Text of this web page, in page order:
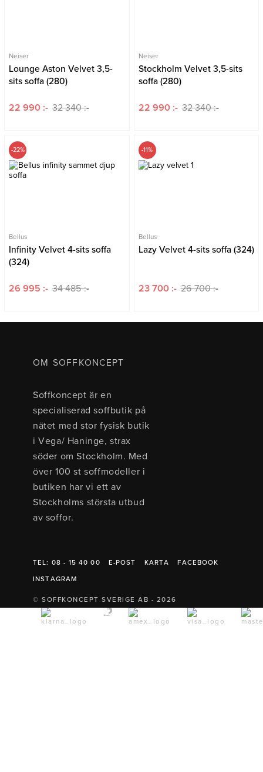
Neiser
Lounge Aston Velvet 3,5-
sits soffa (280)
22 990 :- 32 340 :-
Neiser
Stockholm Velvet 3,5-sits
soffa (280)
22 990 :- 32 340 :-
-22%
Bellus
Infinity Velvet 4-sits soffa
(324)
26 995 :- 34 485 :-
-11%
Bellus
Lazy Velvet 4-sits soffa (324)
23 700 :- 26 700 :-
OM SOFFKONCEPT
Soffkoncept är en
specialiserad soffbutik på
nätet med stor fysisk butik
i Vega/ Haninge, strax
söder om Stockholm. Med
över 100 st soffmodeller i
butiken har vi ett av
Stockholms största utbud
av soffor.
TEL: 08 - 15 40 00 E-POST KARTA
FACEBOOK
INSTAGRAM
© SOFFKONCEPT SVERIGE AB - 2026